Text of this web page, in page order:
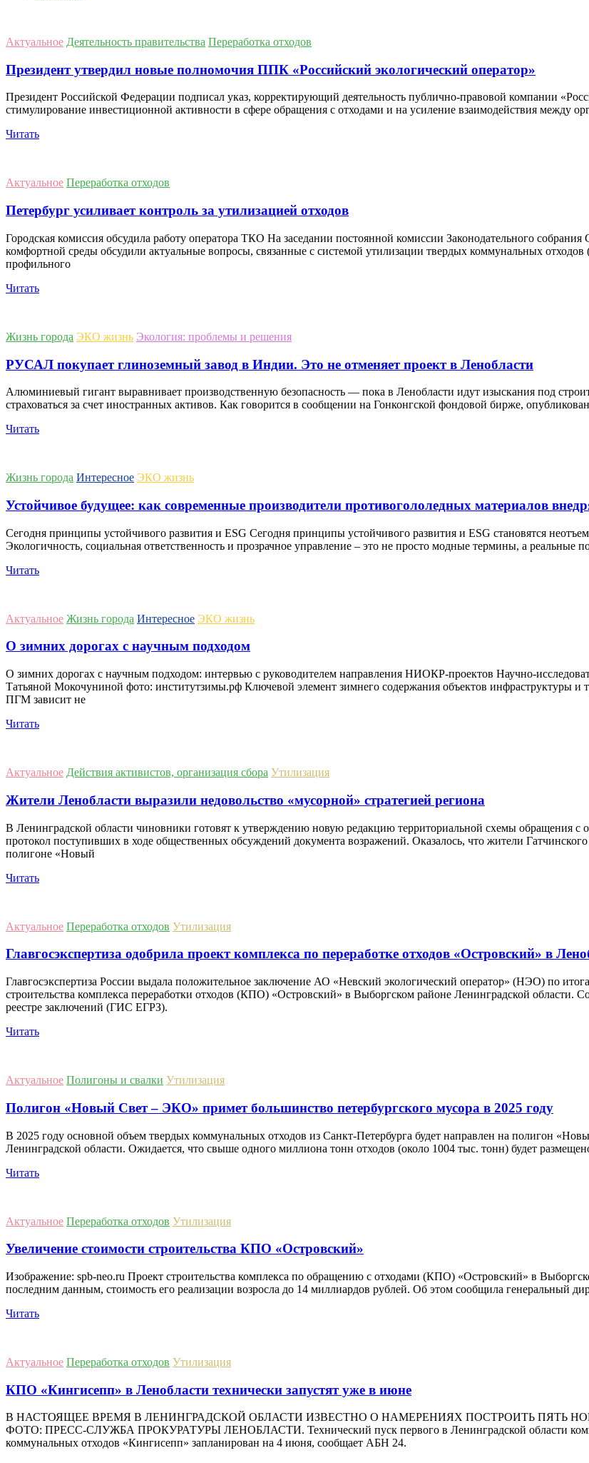
Актуальное Деятельность правительства Переработка отходов
Президент утвердил новые полномочия ППК «Российский экологический оператор»
Президент Российской Федерации подписал указ, корректирующий деятельность публично-правовой компании
стимулирование инвестиционной активности в сфере обращения с отходами и на усиление взаимодействия между
Читать
Актуальное Переработка отходов
Петербург усиливает контроль за утилизацией отходов
Городская комиссия обсудила работу оператора ТКО На заседании постоянной комиссии Законодательного
комфортной среды обсудили актуальные вопросы, связанные с системой утилизации твердых коммунальных
профильного
Читать
Жизнь города ЭКО жизнь Экология: проблемы и решения
РУСАЛ покупает глиноземный завод в Индии. Это не отменяет проект в Ленобласти
Алюминиевый гигант выравнивает производственную безопасность — пока в Ленобласти идут изыскания под
страховаться за счет иностранных активов. Как говорится в сообщении на Гонконгской фондовой бирже,
Читать
Жизнь города Интересное ЭКО жизнь
Устойчивое будущее: как современные производители противогололедных материалов
Сегодня принципы устойчивого развития и ESG Сегодня принципы устойчивого развития и ESG становятся
Экологичность, социальная ответственность и прозрачное управление – это не просто модные термины, а реальные
Читать
Актуальное Жизнь города Интересное ЭКО жизнь
О зимних дорогах с научным подходом
О зимних дорогах с научным подходом: интервью с руководителем направления НИОКР-проектов Научно-
Татьяной Мокочуниной фото: институтзимы.рф Ключевой элемент зимнего содержания объектов инфраструктуры
ПГМ зависит не
Читать
Актуальное Действия активистов, организация сбора Утилизация
Жители Ленобласти выразили недовольство «мусорной» стратегией региона
В Ленинградской области чиновники готовят к утверждению новую редакцию территориальной схемы обращения с
протокол поступивших в ходе общественных обсуждений документа возражений. Оказалось, что жители
полигоне «Новый
Читать
Актуальное Переработка отходов Утилизация
Главгосэкспертиза одобрила проект комплекса по переработке отходов «Островский» в
Главгосэкспертиза России выдала положительное заключение АО «Невский экологический оператор» (НЭО) по
строительства комплекса переработки отходов (КПО) «Островский» в Выборгском районе Ленинградской области.
реестре заключений (ГИС ЕГРЗ).
Читать
Актуальное Полигоны и свалки Утилизация
Полигон «Новый Свет – ЭКО» примет большинство петербургского мусора в 2025 году
В 2025 году основной объем твердых коммунальных отходов из Санкт-Петербурга будет направлен на полигон
Ленинградской области. Ожидается, что свыше одного миллиона тонн отходов (около 1004 тыс. тонн) будет
Читать
Актуальное Переработка отходов Утилизация
Увеличение стоимости строительства КПО «Островский»
Изображение: spb-neo.ru Проект строительства комплекса по обращению с отходами (КПО) «Островский» в
последним данным, стоимость его реализации возросла до 14 миллиардов рублей. Об этом сообщила генеральный
Читать
Актуальное Переработка отходов Утилизация
КПО «Кингисепп» в Ленобласти технически запустят уже в июне
В НАСТОЯЩЕЕ ВРЕМЯ В ЛЕНИНГРАДСКОЙ ОБЛАСТИ ИЗВЕСТНО О НАМЕРЕНИЯХ ПОСТРОИТЬ
ФОТО: ПРЕСС-СЛУЖБА ПРОКУРАТУРЫ ЛЕНОБЛАСТИ. Технический пуск первого в Ленинградской области
коммунальных отходов «Кингисепп» запланирован на 4 июня, сообщает АБН 24.